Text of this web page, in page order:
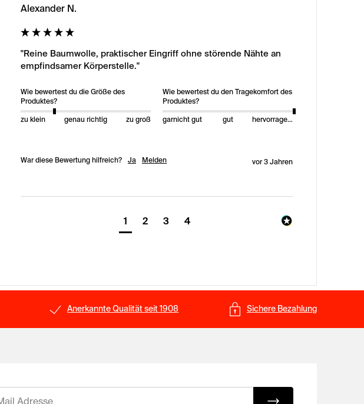
Alexander N.
"Reine Baumwolle, praktischer Eingriff ohne störende Nähte an
empfindsamer Körperstelle."
Wie bewertest du die Größe des
Produktes?
zu klein genau richtig zu groß
Wie bewertest du den Tragekomfort des
Produktes?
garnicht gut gut hervorragend
War diese Bewertung hilfreich? Ja Melden vor 3 Jahren
1 2 3 4
Anerkannte Qualität seit 1908 Sichere Bezahlung